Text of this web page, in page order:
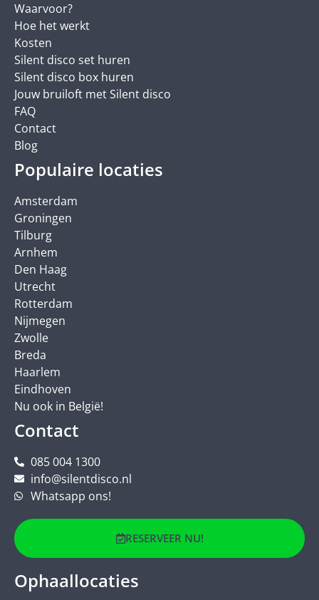
Waarvoor?
Hoe het werkt
Kosten
Silent disco set huren
Silent disco box huren
Jouw bruiloft met Silent disco
FAQ
Contact
Blog
Populaire locaties
Amsterdam
Groningen
Tilburg
Arnhem
Den Haag
Utrecht
Rotterdam
Nijmegen
Zwolle
Breda
Haarlem
Eindhoven
Nu ook in België!
Contact
085 004 1300
info@silentdisco.nl
Whatsapp ons!
RESERVEER NU!
Ophaallocaties